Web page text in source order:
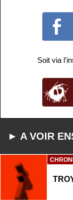
Soit via
► A VOIR